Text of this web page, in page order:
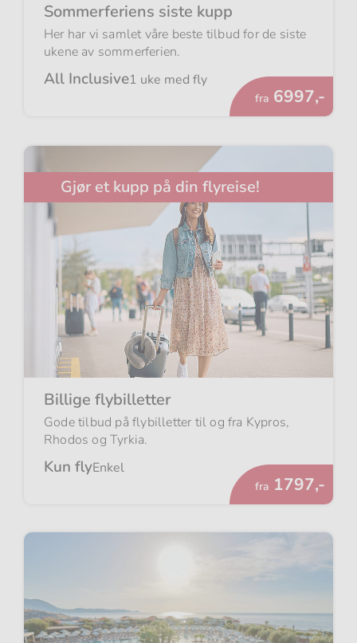
Sommerferiens siste kupp
Her har vi samlet våre beste tilbud for de siste
ukene av sommerferien.
All Inclusive1 uke med fly
fra Fra
6997,-
Gjør et kupp på din flyreise!
Billige flybilletter
Gode tilbud på flybilletter til og fra Kypros,
Rhodos og Tyrkia.
Kun flyEnkel
fra Fra
1797,-